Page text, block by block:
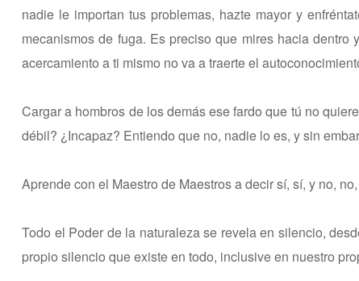
nadie le importan tus problemas, hazte mayor y
mecanismos de fuga. Es preciso que mires hacia
acercamiento a ti mismo no va a traerte el
Cargar a hombros de los demás ese fardo que tú no
débil? ¿Incapaz? Entiendo que no, nadie lo es, y sin
Aprende con el Maestro de Maestros a decir sí, sí, y no,
Todo el Poder de la naturaleza se revela en silencio,
propio silencio que existe en todo, inclusive en nuestro